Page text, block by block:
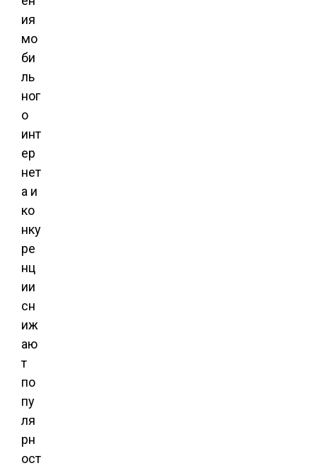
ия
мо
би
ль
ног
о
инт
ер
нет
а и
ко
нку
ре
нц
ии
сн
иж
аю
т
по
пу
ля
рн
ост